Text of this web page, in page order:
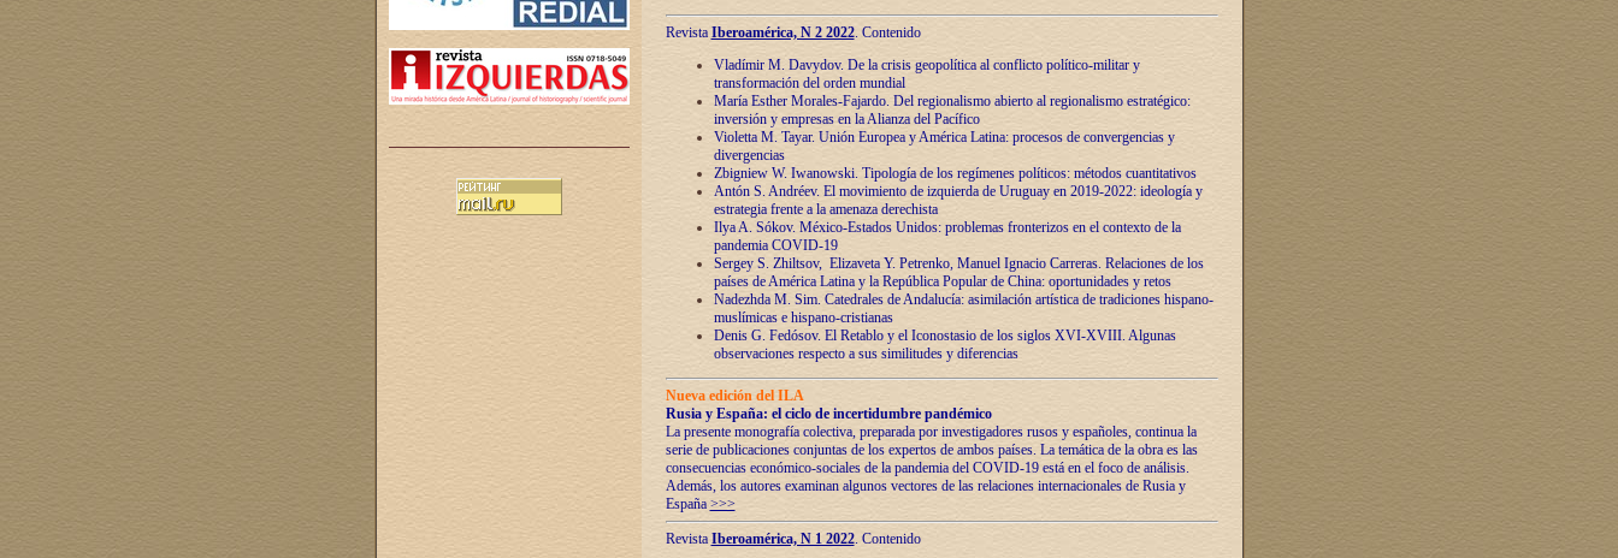
Revista Iberoamérica, N 2 2022. Contenido
Vladímir M. Davydov. De la crisis geopolítica al conflicto político-militar y
transformación del orden mundial
María Esther Morales-Fajardo. Del regionalismo abierto al regionalismo estratégico:
inversión y empresas en la Alianza del Pacífico
Violetta M. Tayar. Unión Europea y América Latina: procesos de convergencias y
divergencias
Zbigniew W. Iwanowski. Tipología de los regímenes políticos: métodos cuantitativos
Antón S. Andréev. El movimiento de izquierda de Uruguay en 2019-2022: ideología y
estrategia frente a la amenaza derechista
Ilya A. Sókov. México-Estados Unidos: problemas fronterizos en el contexto de la
pandemia COVID-19
Sergey S. Zhiltsov, Elizaveta Y. Petrenko, Manuel Ignacio Carreras. Relaciones de los
países de América Latina y la República Popular de China: oportunidades y retos
Nadezhda M. Sim. Catedrales de Andalucía: asimilación artística de tradiciones hispano-
muslímicas e hispano-cristianas
Denis G. Fedósov. El Retablo y el Iconostasio de los siglos XVI-XVIII. Algunas
observaciones respecto a sus similitudes y diferencias
Nueva edición del ILA
Rusia y España: el ciclo de incertidumbre pandémico
La presente monografía colectiva, preparada por investigadores rusos y españoles, continua la
serie de publicaciones conjuntas de los expertos de ambos países. La temática de la obra es las
consecuencias económico-sociales de la pandemia del COVID-19 está en el foco de análisis.
Además, los autores examinan algunos vectores de las relaciones internacionales de Rusia y
España >>>
Revista Iberoamérica, N 1 2022. Contenido